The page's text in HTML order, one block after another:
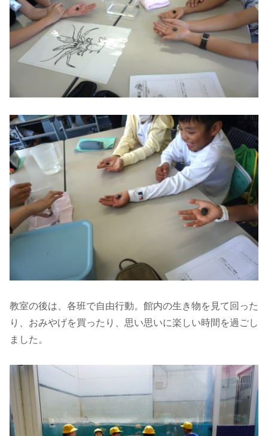
教室の後は、各班で自由行動。館内の生き物を見て回った
り、おみやげを買ったり、思い思いに楽しい時間を過ごし
ました。